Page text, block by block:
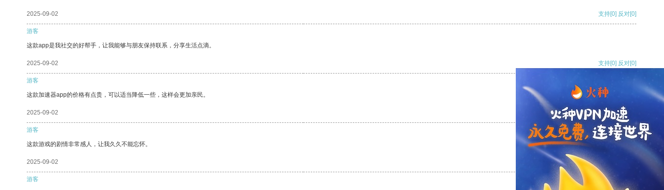
2025-09-02 支持[0] 反对[0]
游客
这款app是我社交的好帮手，让我能够与朋友保持联系，分享生活点滴。
2025-09-02 支持[0] 反对[0]
游客
这款加速器app的价格有点贵，可以适当降低一些，这样会更加亲民。
2025-09-02 支持[0] 反对
游客
这款游戏的剧情非常感人，让我久久不能忘怀。
2025-09-02 支持
游客